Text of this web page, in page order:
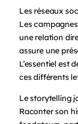
Les réseaux
Les
une relation
assure une
L’essentiel est
ces différents
Le storytelling
Raconter son